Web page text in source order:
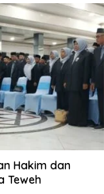
Hakim dan
Teweh